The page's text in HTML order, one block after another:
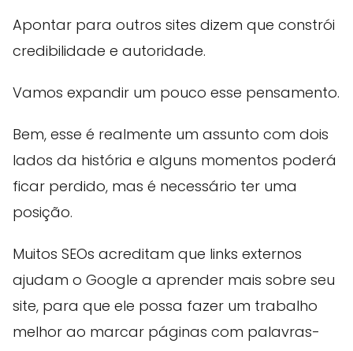
Apontar para outros sites dizem que constrói
credibilidade e autoridade.
Vamos expandir um pouco esse pensamento.
Bem, esse é realmente um assunto com dois
lados da história e alguns momentos poderá
ficar perdido, mas é necessário ter uma
posição.
Muitos SEOs acreditam que links externos
ajudam o Google a aprender mais sobre seu
site, para que ele possa fazer um trabalho
melhor ao marcar páginas com palavras-